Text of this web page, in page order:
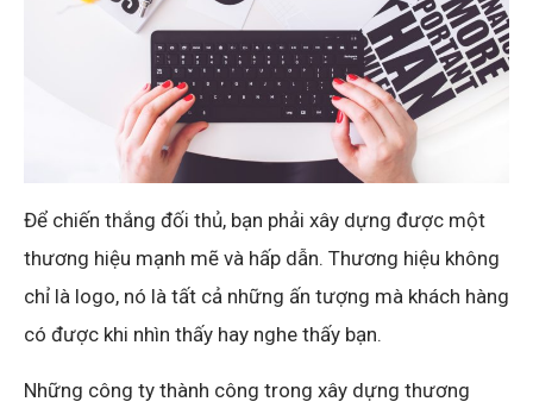
Để chiến thắng đối thủ, bạn phải xây dựng được một
thương hiệu mạnh mẽ và hấp dẫn. Thương hiệu không
chỉ là logo, nó là tất cả những ấn tượng mà khách hàng
có được khi nhìn thấy hay nghe thấy bạn.
Những công ty thành công trong xây dựng thương